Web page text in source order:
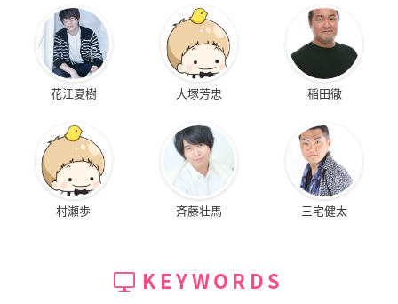
花江夏樹 大塚芳忠 稲田徹
村瀬歩 斉藤壮馬 三宅健太
KEYWORDS